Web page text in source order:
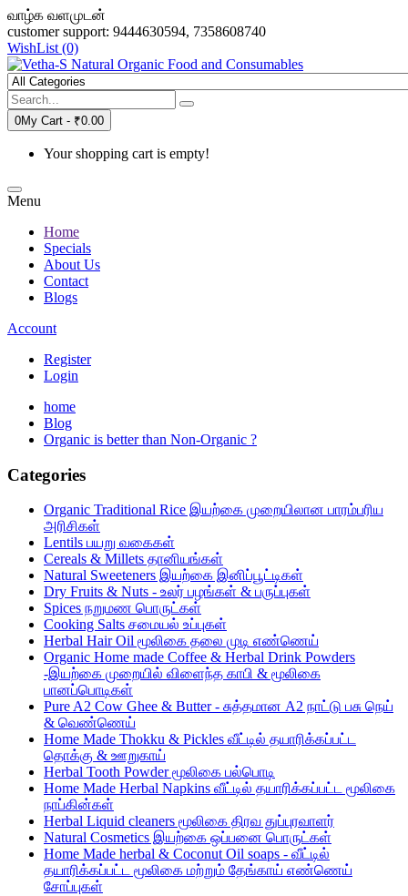
வாழ்க வளமுடன்
customer support: 9444630594, 7358608740
WishList (0)
0My Cart - ₹0.00
Your shopping cart is empty!
Menu
Home
Specials
About Us
Contact
Blogs
Account
Register
Login
home
Blog
Organic is better than Non-Organic ?
Categories
Organic Traditional Rice இயற்கை முறையிலான பாரம்பரிய
அரிசிகள்
Lentils பயறு வகைகள்
Cereals & Millets தானியங்கள்
Natural Sweeteners இயற்கை இனிப்பூட்டிகள்
Dry Fruits & Nuts - உலர் பழங்கள் & பருப்புகள்
Spices நறுமண பொருட்கள்
Cooking Salts சமையல் உப்புகள்
Herbal Hair Oil மூலிகை தலை முடி எண்ணெய்
Organic Home made Coffee & Herbal Drink Powders
-இயற்கை முறையில் விளைந்த காபி & மூலிகை
பானப்பொடிகள்
Pure A2 Cow Ghee & Butter - சுத்தமான A2 நாட்டு பசு நெய்
& வெண்ணெய்
Home Made Thokku & Pickles வீட்டில் தயாரிக்கப்பட்ட
தொக்கு & ஊறுகாய்
Herbal Tooth Powder மூலிகை பல்பொடி
Home Made Herbal Napkins வீட்டில் தயாரிக்கப்பட்ட மூலிகை
நாப்கின்கள்
Herbal Liquid cleaners மூலிகை திரவ துப்புரவாளர்
Natural Cosmetics இயற்கை ஒப்பனை பொருட்கள்
Home Made herbal & Coconut Oil soaps - வீட்டில்
தயாரிக்கப்பட்ட மூலிகை மற்றும் தேங்காய் எண்ணெய்
சோப்புகள்